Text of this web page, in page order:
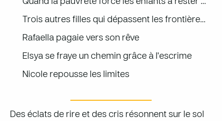
Trois autres filles qui dépassent les frontières – soutenues par leur Église
Rafaella pagaie vers son rêve
Elsya se fraye un chemin grâce à l'escrime
Nicole repousse les limites
Des éclats de rire et des cris résonnent sur le sol